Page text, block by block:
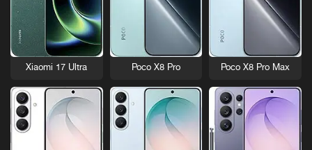
Poco X8 Pro Max
Poco X8 Pro
Xiaomi 17 Ultra